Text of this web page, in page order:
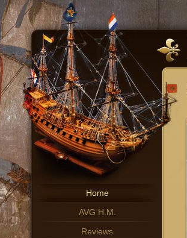
Home
AVG H.M.
Reviews